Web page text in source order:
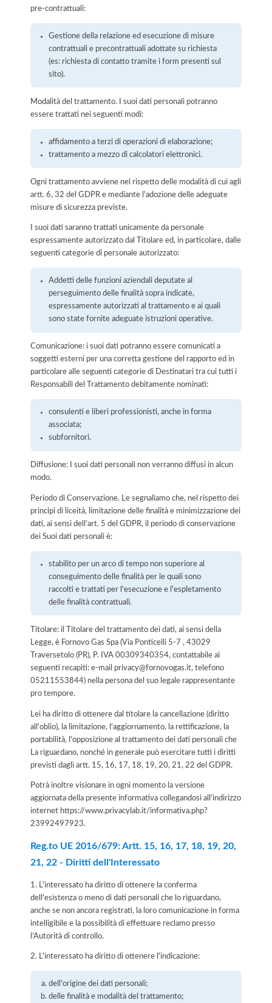
pre-contrattuali:
Gestione della relazione ed esecuzione di misure
contrattuali e precontrattuali adottate su richiesta
(es: richiesta di contatto tramite i form presenti sul
sito).
Modalità del trattamento. I suoi dati personali potranno
essere trattati nei seguenti modi:
affidamento a terzi di operazioni di elaborazione;
trattamento a mezzo di calcolatori elettronici.
Ogni trattamento avviene nel rispetto delle modalità di cui agli
artt. 6, 32 del GDPR e mediante l'adozione delle adeguate
misure di sicurezza previste.
I suoi dati saranno trattati unicamente da personale
espressamente autorizzato dal Titolare ed, in particolare, dalle
seguenti categorie di personale autorizzato:
Addetti delle funzioni aziendali deputate al
perseguimento delle finalità sopra indicate,
espressamente autorizzati al trattamento e ai quali
sono state fornite adeguate istruzioni operative.
Comunicazione: i suoi dati potranno essere comunicati a
soggetti esterni per una corretta gestione del rapporto ed in
particolare alle seguenti categorie di Destinatari tra cui tutti i
Responsabili del Trattamento debitamente nominati:
consulenti e liberi professionisti, anche in forma
associata;
subfornitori.
Diffusione: I suoi dati personali non verranno diffusi in alcun
modo.
Periodo di Conservazione. Le segnaliamo che, nel rispetto dei
principi di liceità, limitazione delle finalità e minimizzazione dei
dati, ai sensi dell’art. 5 del GDPR, il periodo di conservazione
dei Suoi dati personali è:
stabilito per un arco di tempo non superiore al
conseguimento delle finalità per le quali sono
raccolti e trattati per l'esecuzione e l'espletamento
delle finalità contrattuali.
Titolare: il Titolare del trattamento dei dati, ai sensi della
Legge, è Fornovo Gas Spa (Via Ponticelli 5-7 , 43029
Traversetolo (PR), P. IVA 00309340354, contattabile ai
seguenti recapiti: e-mail privacy@fornovogas.it, telefono
05211553844) nella persona del suo legale rappresentante
pro tempore.
Lei ha diritto di ottenere dal titolare la cancellazione (diritto
all'oblio), la limitazione, l'aggiornamento, la rettificazione, la
portabilità, l'opposizione al trattamento dei dati personali che
La riguardano, nonché in generale può esercitare tutti i diritti
previsti dagli artt. 15, 16, 17, 18, 19, 20, 21, 22 del GDPR.
Potrà inoltre visionare in ogni momento la versione
aggiornata della presente informativa collegandosi all'indirizzo
internet https://www.privacylab.it/informativa.php?
23992497923.
Reg.to UE 2016/679: Artt. 15, 16, 17, 18, 19, 20,
21, 22 - Diritti dell'Interessato
1. L'interessato ha diritto di ottenere la conferma
dell'esistenza o meno di dati personali che lo riguardano,
anche se non ancora registrati, la loro comunicazione in forma
intelligibile e la possibilità di effettuare reclamo presso
l’Autorità di controllo.
2. L'interessato ha diritto di ottenere l'indicazione:
dell'origine dei dati personali;
delle finalità e modalità del trattamento;